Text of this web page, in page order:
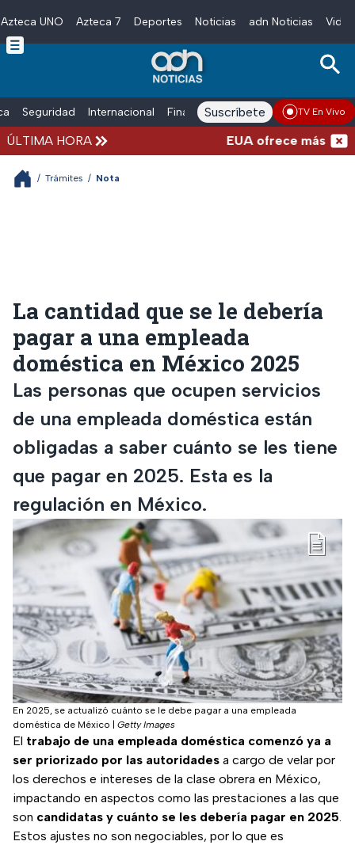
Skip to main content
Azteca UNO Azteca 7 Deportes Noticias adn Noticias
Seguridad Internacional Finanzas adn Noticias Radio
Suscríbete TV En Vivo
ÚLTIMA HORA EUA ofrece más de 100
/ Trámites / Nota
La cantidad que se le debería
pagar a una empleada
doméstica en México 2025
Las personas que ocupen servicios
de una empleada doméstica están
obligadas a saber cuánto se les tiene
que pagar en 2025. Esta es la
regulación en México.
En 2025, se actualizó cuánto se le debe pagar a una empleada
doméstica de México
Getty Images
El trabajo de una empleada doméstica comenzó ya a
ser priorizado por las autoridades a cargo de velar por
los derechos e intereses de la clase obrera en México,
impactando en aspectos como las prestaciones a las que
son candidatas y cuánto se les debería pagar en 2025.
Estos ajustes no son negociables, por lo que es